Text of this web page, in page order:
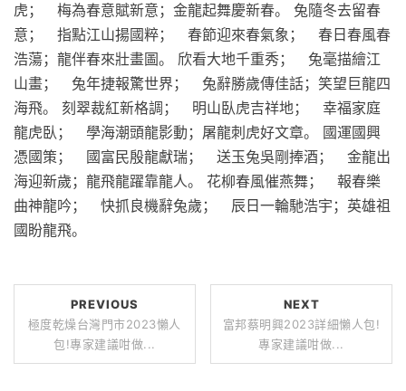
虎； 梅為春意賦新意；金龍起舞慶新春。 兔隨冬去留春
意； 指點江山揚國粹； 春節迎來春氣象； 春日春風春
浩蕩；龍伴春來壯畫圖。 欣看大地千重秀； 兔毫描繪江
山畫； 兔年捷報驚世界； 兔辭勝歲傳佳話；笑望巨龍四
海飛。 刻翠裁紅新格調； 明山臥虎吉祥地； 幸福家庭
龍虎臥； 學海潮頭龍影動；屠龍刺虎好文章。 國運國興
憑國策； 國富民殷龍獻瑞； 送玉兔吳剛捧酒； 金龍出
海迎新歲；龍飛龍躍靠龍人。 花柳春風催燕舞； 報春樂
曲神龍吟； 快抓良機辭兔歲； 辰日一輪馳浩宇；英雄祖
國盼龍飛。
PREVIOUS
極度乾燥台灣門市2023懶人
包!專家建議咁做...
NEXT
富邦蔡明興2023詳細懶人包!
專家建議咁做...